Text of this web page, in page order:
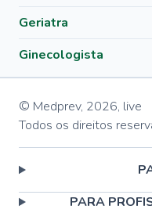
Geriatra
Ginecologista
© Medprev, 2026, live
Todos os direitos
PARA